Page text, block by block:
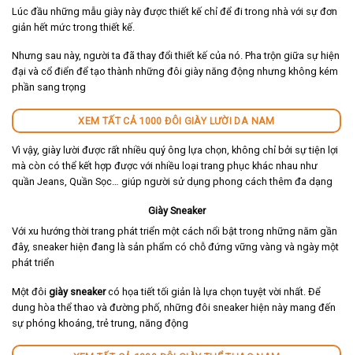
Lúc đầu những mẫu giày này được thiết kế chỉ để đi trong nhà với sự đơn
giản hết mức trong thiết kế.
Nhưng sau này, người ta đã thay đổi thiết kế của nó. Pha trộn giữa sự hiện
đại và cổ điển để tạo thành những đôi giày năng động nhưng không kém
phần sang trọng
XEM TẤT CẢ 1000 ĐÔI GIÀY LƯỜI DA NAM
Vì vậy, giày lười được rất nhiều quý ông lựa chọn, không chỉ bởi sự tiện lợi
mà còn có thể kết hợp được với nhiều loại trang phục khác nhau như
quần Jeans, Quần Sọc… giúp người sử dụng phong cách thêm đa dạng
Giày Sneaker
Với xu hướng thời trang phát triển một cách nổi bật trong những năm gần
đây, sneaker hiện đang là sản phẩm có chỗ đứng vững vàng và ngày một
phát triển
Một đôi giày sneakercó họa tiết tối giản là lựa chọn tuyệt vời nhất. Để
dung hòa thể thao và đường phố, những đôi sneaker hiện này mang đến
sự phóng khoáng, trẻ trung, năng động